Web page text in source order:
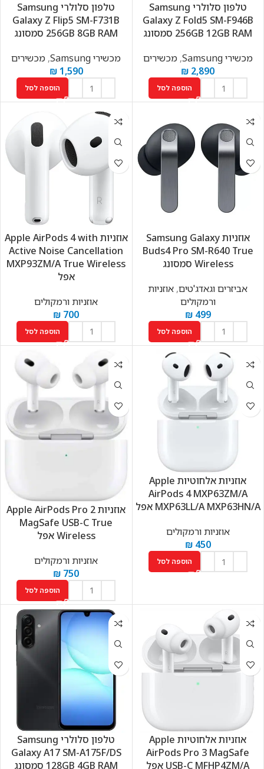
טלפון סלולרי Samsung
Galaxy Z Fold5 SM-F946B
256GB 12GB RAM סמסונג
מכשירי Samsung
,מכשירים
₪ 2,890
הוספה לסל
טלפון סלולרי Samsung
Galaxy Z Flip5 SM-F731B
256GB 8GB RAM סמסונג
מכשירי Samsung
, מכשירים
₪1,590
הוספה לסל
אוזניות Samsung Galaxy
Buds4 Pro SM-R640 True
Wireless סמסונג
אביזרים וגאדג'טים, אוזניות
ורמקולים
₪499
הוספה לסל
אוזניות Apple AirPods 4 with
Active Noise Cancellation
MXP93ZM/A True Wireless
אפל
אוזניות ורמקולים
₪ 700
הוספה לסל
אוזניות ‏אלחוטיות Apple
AirPods 4 MXP63ZM/A
MXP63LL/A MXP63HN/A אפל
אוזניות ורמקולים
₪450
הוספה לסל
אוזניות Apple AirPods Pro 2
MagSafe USB-C True
Wireless אפל
אוזניות ורמקולים
₪ 750
הוספה לסל
אוזניות ‏אלחוטיות Apple
AirPods Pro 3 MagSafe
USB-C MFHP4ZM/A אפל
טלפון סלולרי Samsung
Galaxy A17 SM-A175F/DS
128GB 4GB RAM סמסונג